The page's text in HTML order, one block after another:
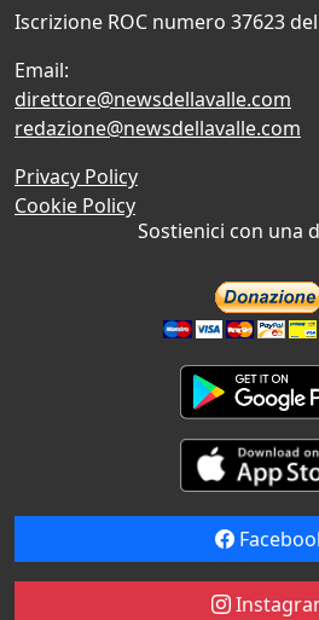
Iscrizione ROC numero 37623
Email:
direttore@newsdellavalle.com
redazione@newsdellavalle.com
Privacy Policy
Cookie Policy
Sostienici con una